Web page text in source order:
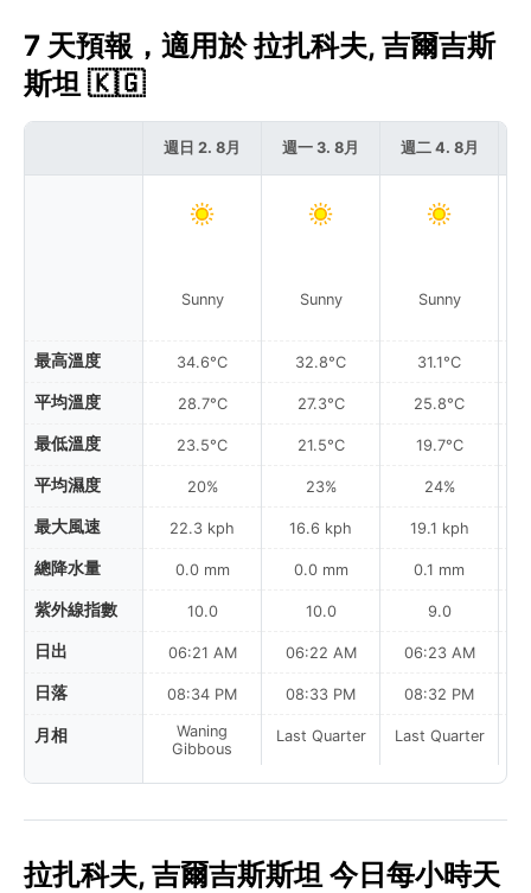
7 天預報，適用於 拉扎科夫, 吉爾吉斯
斯坦 🇰🇬
最高溫度
平均溫度
最低溫度
平均濕度
最大風速
總降水量
紫外線指數
日出
日落
月相
週日 2. 8月
Sunny
34.6°C
28.7°C
23.5°C
20%
22.3 kph
0.0 mm
10.0
06:21 AM
08:34 PM
Waning
Gibbous
週一 3. 8月
Sunny
32.8°C
27.3°C
21.5°C
23%
16.6 kph
0.0 mm
10.0
06:22 AM
08:33 PM
Last Quarter
週二 4. 8月
Sunny
31.1°C
25.8°C
19.7°C
24%
19.1 kph
0.1 mm
9.0
06:23 AM
08:32 PM
Last Quarter
拉扎科夫, 吉爾吉斯斯坦 今日每小時天